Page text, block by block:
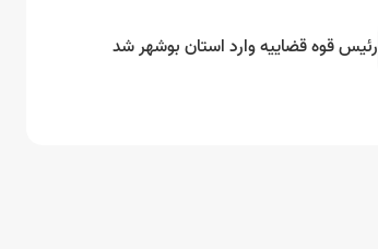
رئیس قوه قضاییه وارد استان بوشهر شد